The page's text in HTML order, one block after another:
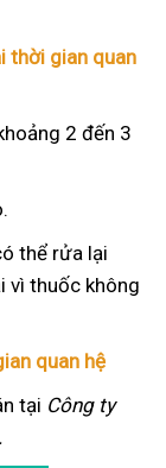
thời gian quan
2 đến 3
thể rửa lại
vì thuốc không
quan hệ
tại Công ty